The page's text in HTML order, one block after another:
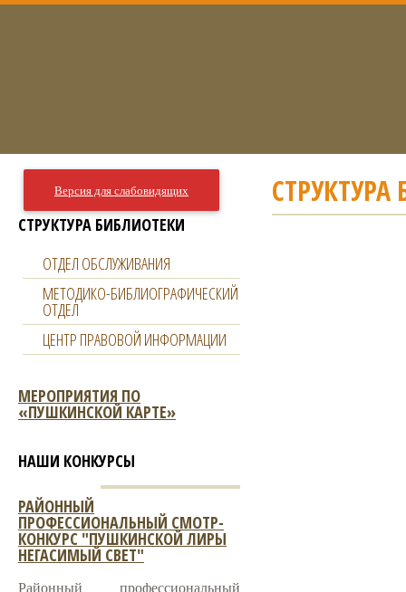
Версия для слабовидящих
СТРУКТУРА БИБЛИОТЕКИ
ОТДЕЛ ОБСЛУЖИВАНИЯ
МЕТОДИКО-БИБЛИОГРАФИЧЕСКИЙ
ОТДЕЛ
ЦЕНТР ПРАВОВОЙ ИНФОРМАЦИИ
МЕРОПРИЯТИЯ ПО
«ПУШКИНСКОЙ КАРТЕ»
НАШИ КОНКУРСЫ
РАЙОННЫЙ
ПРОФЕССИОНАЛЬНЫЙ СМОТР-
КОНКУРС "ПУШКИНСКОЙ ЛИРЫ
НЕГАСИМЫЙ СВЕТ"
Районный профессиональный